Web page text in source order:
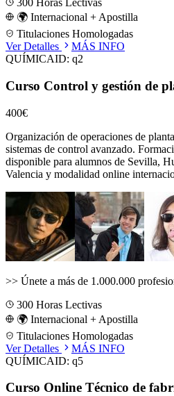
300 Horas Lectivas
🌍 Internacional + Apostilla
Titulaciones Homologadas
Ver Detalles
MÁS INFO
QUÍMICAID: q2
Curso Control y gestión de
400€
Organización de operaciones de
sistemas de control avanzado.
disponible para alumnos de Sevilla,
Valencia y modalidad online
>> Únete a más de 1.000.000
300 Horas Lectivas
🌍 Internacional + Apostilla
Titulaciones Homologadas
Ver Detalles
MÁS INFO
QUÍMICAID: q5
Curso Online Técnico de